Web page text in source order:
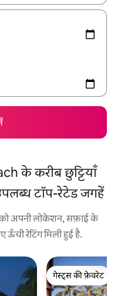
के करीब छुट्टियाँ
टॉप-रेटेड जगहें
को अपनी लोकेशन, सफ़ाई के
रेटिंग मिली हुई है.
गेस्ट्स की फ़ेवरेट
गेस्ट्स की फ़ेवरेट